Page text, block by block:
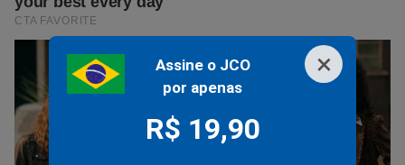
×
Assine o JCO
por apenas
R$ 19,90